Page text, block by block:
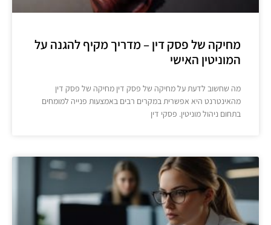
מחיקה של פסק דין – מדריך מקיף להגנה על
המוניטין האישי
מה שחשוב לדעת על מחיקה של פסק דין מחיקה של פסק דין
מהאינטרנט היא אפשרית במקרים רבים באמצעות פנייה למומחים
בתחום ניהול מוניטין. פסקי דין